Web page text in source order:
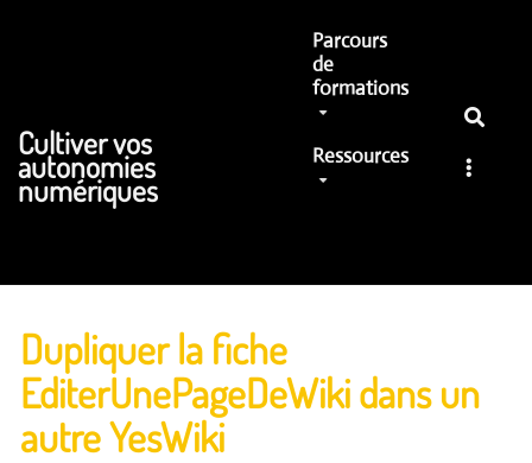
Cultiver vos
autonomies
numériques
Parcours
de
formations
Ressources
Dupliquer la fiche
EditerUnePageDeWiki dans un
autre YesWiki